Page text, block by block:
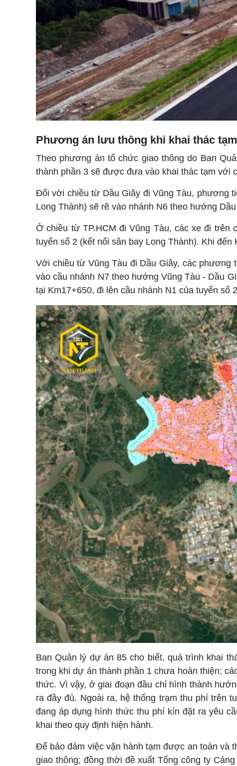
Phương án lưu thông khi khai thác
Theo phương án tổ chức giao thông do Ban
thành phần 3 sẽ được đưa vào khai thác tạm với
Đối với chiều từ Dầu Giây đi Vũng Tàu, phương
Long Thành) sẽ rẽ vào nhánh N6 theo hướng
Ở chiều từ TP.HCM đi Vũng Tàu, các xe đi trên
tuyến số 2 (kết nối sân bay Long Thành). Khi
Với chiều từ Vũng Tàu đi Dầu Giây, các phương
vào cầu nhánh N7 theo hướng Vũng Tàu - Dầu
tại Km17+650, đi lên cầu nhánh N1 của tuyến số
Ban Quản lý dự án 85 cho biết, quá trình khai
trong khi dự án thành phần 1 chưa hoàn thiện;
thức. Vì vậy, ở giai đoạn đầu chỉ hình thành
ra đầy đủ. Ngoài ra, hệ thống trạm thu phí trên
đang áp dụng hình thức thu phí kín đặt ra yêu
khai theo quy định hiện hành.
Để bảo đảm việc vận hành tạm được an toàn và
giao thông; đồng thời đề xuất Tổng công ty